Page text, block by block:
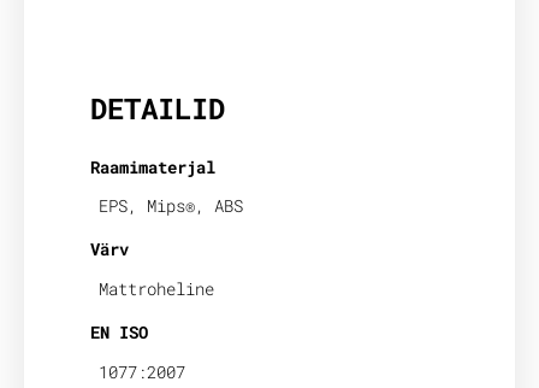
DETAILID
Raamimaterjal
EPS, Mips®, ABS
Värv
Mattroheline
EN ISO
1077:2007